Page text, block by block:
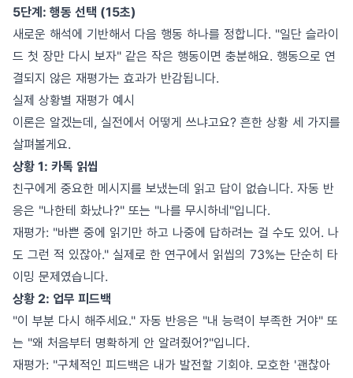
5단계: 행동 선택 (15초)
새로운 해석에 기반해서 다음 행동 하나를 정합니다. "일단 슬라이
드 첫 장만 다시 보자" 같은 작은 행동이면 충분해요. 행동으로 연
결되지 않은 재평가는 효과가 반감됩니다.
실제 상황별 재평가 예시
이론은 알겠는데, 실전에서 어떻게 쓰냐고요? 흔한 상황 세 가지를
살펴볼게요.
상황 1: 카톡 읽씹
친구에게 중요한 메시지를 보냈는데 읽고 답이 없습니다. 자동 반
응은 "나한테 화났나?" 또는 "나를 무시하네"입니다.
재평가: "바쁜 중에 읽기만 하고 나중에 답하려는 걸 수도 있어. 나
도 그런 적 있잖아." 실제로 한 연구에서 읽씹의 73%는 단순히 타
이밍 문제였습니다.
상황 2: 업무 피드백
"이 부분 다시 해주세요." 자동 반응은 "내 능력이 부족한 거야" 또
는 "왜 처음부터 명확하게 안 알려줬어?"입니다.
재평가: "구체적인 피드백은 내가 발전할 기회야. 모호한 '괜찮아